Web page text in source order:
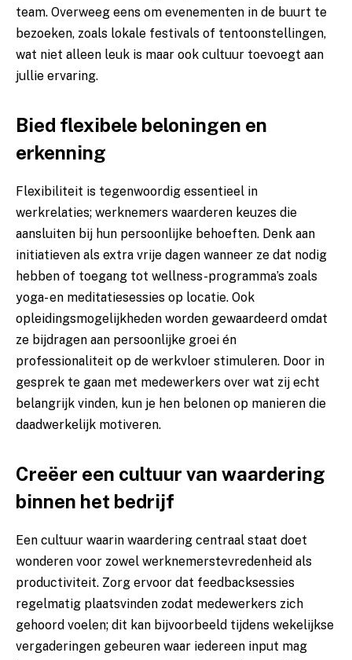
team. Overweeg eens om evenementen in de buurt te
bezoeken, zoals lokale festivals of tentoonstellingen,
wat niet alleen leuk is maar ook cultuur toevoegt aan
jullie ervaring.
Bied flexibele beloningen en
erkenning
Flexibiliteit is tegenwoordig essentieel in
werkrelaties; werknemers waarderen keuzes die
aansluiten bij hun persoonlijke behoeften. Denk aan
initiatieven als extra vrije dagen wanneer ze dat nodig
hebben of toegang tot wellness-programma’s zoals
yoga- en meditatiesessies op locatie. Ook
opleidingsmogelijkheden worden gewaardeerd omdat
ze bijdragen aan persoonlijke groei én
professionaliteit op de werkvloer stimuleren. Door in
gesprek te gaan met medewerkers over wat zij echt
belangrijk vinden, kun je hen belonen op manieren die
daadwerkelijk motiveren.
Creëer een cultuur van waardering
binnen het bedrijf
Een cultuur waarin waardering centraal staat doet
wonderen voor zowel werknemerstevredenheid als
productiviteit. Zorg ervoor dat feedbacksessies
regelmatig plaatsvinden zodat medewerkers zich
gehoord voelen; dit kan bijvoorbeeld tijdens wekelijkse
vergaderingen gebeuren waar iedereen input mag